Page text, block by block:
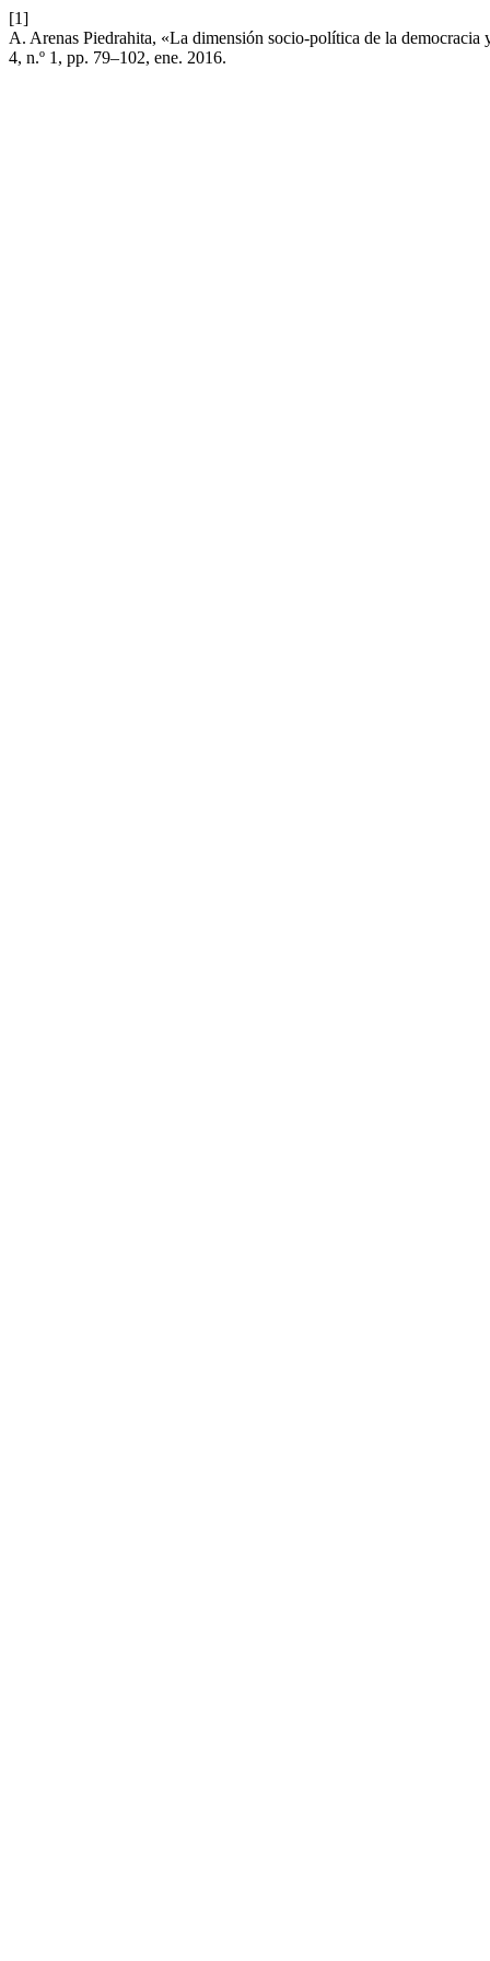
[1]
A. Arenas Piedrahita, «La dimensión socio-política de la
4, n.º 1, pp. 79–102, ene. 2016.